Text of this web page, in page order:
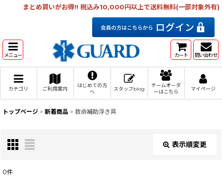
まとめ買いがお得!! 税込み10,000円以上で送料無料(一部対象外有)
メニュー カート 問い合わせ
カテゴリ ご利用案内
はじめての方
へ
スタッフblog
チームオーダ
ーはこちら
マイページ
トップページ > 新着商品 > 救命補助浮き具
表示順変更
0件